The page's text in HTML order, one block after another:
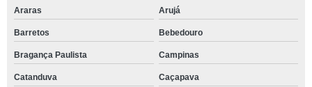
Araras Arujá
Barretos Bebedouro
Bragança Paulista Campinas
Catanduva Caçapava